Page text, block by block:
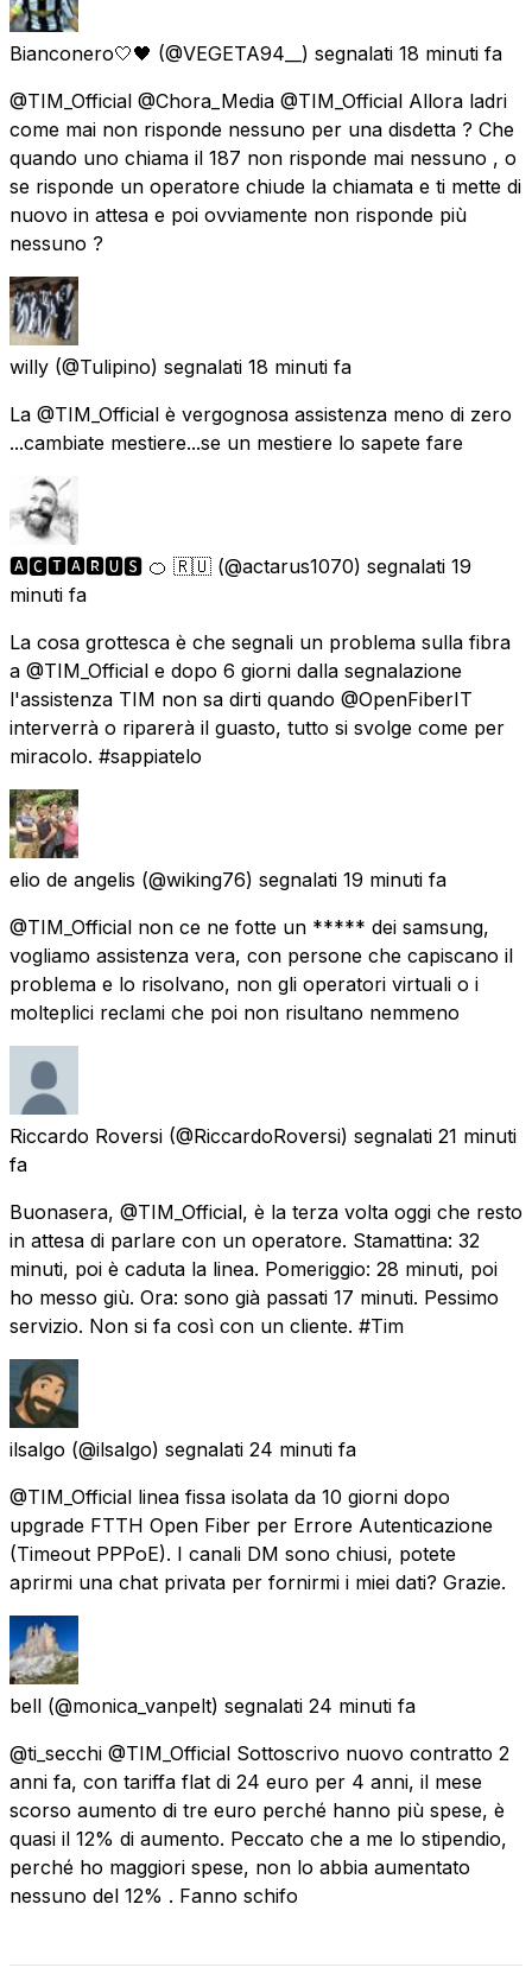
Bianconero🤍🖤 (@VEGETA94__) segnalati 18 minuti fa
@TIM_Official @Chora_Media @TIM_Official Allora ladri
come mai non risponde nessuno per una disdetta ? Che
quando uno chiama il 187 non risponde mai nessuno , o
se risponde un operatore chiude la chiamata e ti mette di
nuovo in attesa e poi ovviamente non risponde più
nessuno ?
willy (@Tulipino) segnalati 18 minuti fa
La @TIM_Official è vergognosa assistenza meno di zero
...cambiate mestiere...se un mestiere lo sapete fare
🅰🅲🆃🅰🆁🆄🆂 🍊 🇷🇺 (@actarus1070) segnalati 19
minuti fa
La cosa grottesca è che segnali un problema sulla fibra
a @TIM_Official e dopo 6 giorni dalla segnalazione
l'assistenza TIM non sa dirti quando @OpenFiberIT
interverrà o riparerà il guasto, tutto si svolge come per
miracolo. #sappiatelo
elio de angelis (@wiking76) segnalati 19 minuti fa
@TIM_Official non ce ne fotte un ***** dei samsung,
vogliamo assistenza vera, con persone che capiscano il
problema e lo risolvano, non gli operatori virtuali o i
molteplici reclami che poi non risultano nemmeno
Riccardo Roversi (@RiccardoRoversi) segnalati 21 minuti
fa
Buonasera, @TIM_Official, è la terza volta oggi che resto
in attesa di parlare con un operatore. Stamattina: 32
minuti, poi è caduta la linea. Pomeriggio: 28 minuti, poi
ho messo giù. Ora: sono già passati 17 minuti. Pessimo
servizio. Non si fa così con un cliente. #Tim
ilsalgo (@ilsalgo) segnalati 24 minuti fa
@TIM_Official linea fissa isolata da 10 giorni dopo
upgrade FTTH Open Fiber per Errore Autenticazione
(Timeout PPPoE). I canali DM sono chiusi, potete
aprirmi una chat privata per fornirmi i miei dati? Grazie.
bell (@monica_vanpelt) segnalati 24 minuti fa
@ti_secchi @TIM_Official Sottoscrivo nuovo contratto 2
anni fa, con tariffa flat di 24 euro per 4 anni, il mese
scorso aumento di tre euro perché hanno più spese, è
quasi il 12% di aumento. Peccato che a me lo stipendio,
perché ho maggiori spese, non lo abbia aumentato
nessuno del 12% . Fanno schifo